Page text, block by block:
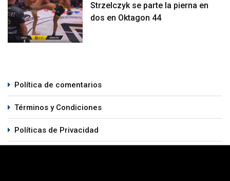
Strzelczyk se parte la pierna en
dos en Oktagon 44
Política de comentarios
Términos y Condiciones
Políticas de Privacidad